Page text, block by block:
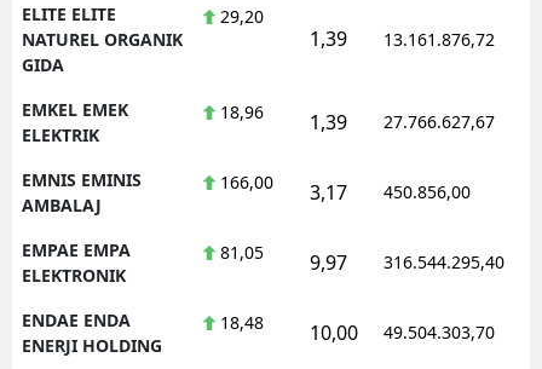
ELITE ELITE
NATUREL ORGANIK
GIDA
29,20
1,39 13.161.876,72
EMKEL EMEK
ELEKTRIK
18,96 1,39 27.766.627,67
EMNIS EMINIS
AMBALAJ
166,00 3,17 450.856,00
EMPAE EMPA
ELEKTRONIK
81,05 9,97 316.544.295,40
ENDAE ENDA
ENERJI HOLDING
18,48 10,00 49.504.303,70